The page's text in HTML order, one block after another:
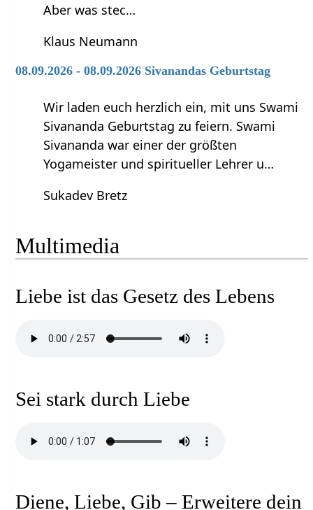
Aber was stec…
Klaus Neumann
08.09.2026 - 08.09.2026 Sivanandas Geburtstag
Wir laden euch herzlich ein, mit uns Swami
Sivananda Geburtstag zu feiern. Swami
Sivananda war einer der größten
Yogameister und spiritueller Lehrer u…
Sukadev Bretz
Multimedia
Liebe ist das Gesetz des Lebens
Sei stark durch Liebe
Diene, Liebe, Gib – Erweitere dein